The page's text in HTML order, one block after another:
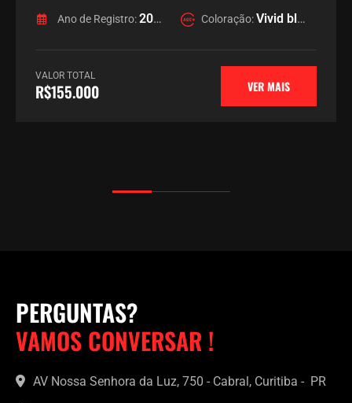
Ano de Registro:2024 Coloração:Vivid black
VALOR TOTAL
R$155.000 VER MAIS
PERGUNTAS?
VAMOS CONVERSAR !
AV Nossa Senhora da Luz, 750 - Cabral, Curitiba - PR